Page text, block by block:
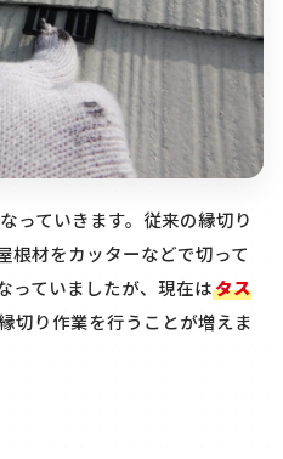
っていきます。 従来の縁切り
根材をカッターなどで切って
っていましたが、現在はタス
切り作業を行うことが増えま